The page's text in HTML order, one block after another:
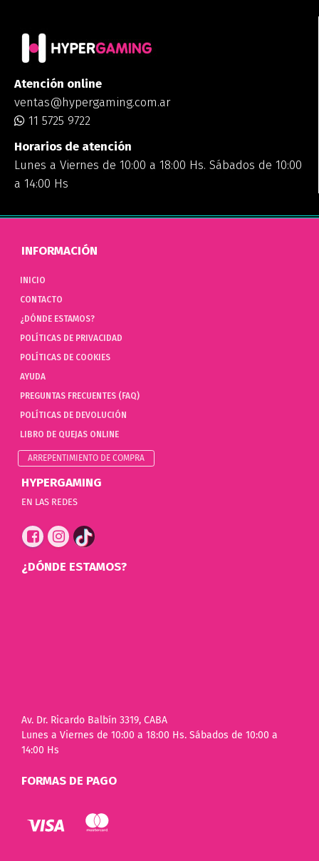
Atención online
ventas@hypergaming.com.ar
11 5725 9722
Horarios de atención
Lunes a Viernes de 10:00 a 18:00 Hs. Sábados de 10:00
a 14:00 Hs
INFORMACIÓN
INICIO
CONTACTO
¿DÓNDE ESTAMOS?
POLÍTICAS DE PRIVACIDAD
POLÍTICAS DE COOKIES
AYUDA
PREGUNTAS FRECUENTES (FAQ)
POLÍTICAS DE DEVOLUCIÓN
LIBRO DE QUEJAS ONLINE
ARREPENTIMIENTO DE COMPRA
HYPERGAMING
EN LAS REDES
¿DÓNDE ESTAMOS?
Av. Dr. Ricardo Balbín 3319, CABA
Lunes a Viernes de 10:00 a 18:00 Hs. Sábados de 10:00 a
14:00 Hs
FORMAS DE PAGO